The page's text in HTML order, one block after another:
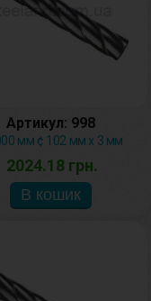
Артикул: 998
мм ¢ 102 мм х 3 мм
2024.18 грн.